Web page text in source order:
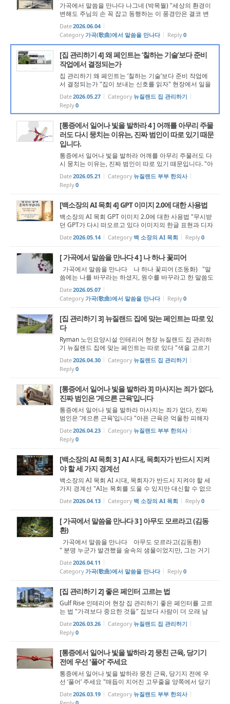
가곡에서 말씀을 만나다 나그네 (박목월) "세상의 환경이
변해도 주님의 손 꼭 잡고 동행하는 이 풍경만은 결코 변
하지 말아야하는 나그네 삶입니다." ‘나그네(박목월)’ 강
(江)나루 건너서 밀밭 길을 구름에 달 가듯이 가는 나그네
길은 외줄기 ...
Date2026.06.04
Category 가곡(歌曲)에서 말씀을 만나다 Reply0
[집 관리하기 4] 왜 페인트는 ‘칠하는 기술’보다 준비
작업에서 결정되는가
집 관리하기 왜 페인트는 ‘칠하는 기술’보다 준비 작업에
서 결정되는가 "집이 보내는 신호를 읽자" 현장에서 일을
하다 보면 집주인들에게 가장 많이 듣는 말 중 하나가 있
다. “생각보다 일이 오래 걸리네요.” 실제로 그렇다. 사람
들...
Date2026.05.27 Category 뉴질랜드 집 관리하기
Reply0
[통증에서 일어나 빛을 발하라 4 ] 어깨를 아무리 주물
러도 다시 뭉치는 이유는, 진짜 범인이 따로 있기 때문
입니다.
통증에서 일어나 빛을 발하라 어깨를 아무리 주물러도 다
시 뭉치는 이유는, 진짜 범인이 따로 있기 때문입니다. "아
픈 근육은 억울한 피해자일 뿐입니다. 숨어있는 범인을 찾
아 제 몫을 하게 만들어야 합니다." “일어나라 빛을 발하라
이는 네 빛이 이르...
Date2026.05.21 Category 뉴질랜드 부부 한의사
Reply0
[백소장의 AI 목회 4] GPT 이미지 2.0에 대한 사용법
백소장의 AI 목회 GPT 이미지 2.0에 대한 사용법 "무시받
던 GPT가 다시 떠오르고 있다 이미지의 한글 표현과 디자
인 영역의 확대 " 안녕하세요. 목회 AI 연구소의 백형진 소
장입니다. 최근 칼럼을 준비하면서 GPT의 변화에 대해 다
Date2026.05.14 Category 백 소장의 AI 목회 Reply0
[ 가곡에서 말씀을 만나다 4 ] 나 하나 꽃피어
가곡에서 말씀을 만나다 나 하나 꽃피어 (조동화) "말
씀에는 나를 바꾸라는 하셨지, 원수를 바꾸라고 한 말씀도
하시지 않았습니다." 나 하나 꽃피어 조동화 시인의 시
에 윤학준 작곡가가 선율을 붙인 '나 하나 꽃피어'는 오늘
날 한국 가곡과 합창...
Date2026.05.07
Category 가곡(歌曲)에서 말씀을 만나다 Reply0
[집 관리하기 3] 뉴질랜드 집에 맞는 페인트는 따로 있
다
Ryman 노인요양시설 인테리어 현장 뉴질랜드 집 관리하
기 뉴질랜드 집에 맞는 페인트는 따로 있다 "색을 고르기
전에 먼저 봐야 할 것들" 페인트는 색으로 시작되지 않는
다 집주인들과 상담을 하다 보면 대부분의 대화는 색 이야
기로 시작된다. “요즘 ...
Date2026.04.30 Category 뉴질랜드 집 관리하기
Reply0
[통증에서 일어나 빛을 발하라 3] 마사지는 죄가 없다,
진짜 범인은 ‘게으른 근육’입니다
통증에서 일어나 빛을 발하라 마사지는 죄가 없다, 진짜
범인은 ‘게으른 근육’입니다 "아픈 근육은 억울한 피해자
일 뿐입니다. 숨어있는 범인을 찾아 제 몫을 하게 만들어
야 합니다." “일어나라 빛을 발하라 이는 네 빛이 이르렀고
여호와의...
Date2026.04.23 Category 뉴질랜드 부부 한의사
Reply0
[백소장의 AI 목회 3 ] AI 시대, 목회자가 반드시 지켜
야 할 세 가지 경계선
백소장의 AI 목회 AI 시대, 목회자가 반드시 지켜야 할 세
가지 경계선 "AI는 목회를 도울 수 있지만 대신할 수 없으
며, 목회자는 끝까지 분별과 설교의 씨름과 책임의 자리를
지켜야 한다." 지난 칼럼들에서 우리는 목회자가 AI를 어
Date2026.04.13 Category 백 소장의 AI 목회 Reply0
[ 가곡에서 말씀을 만나다 3 ] 아무도 모르라고 (김동
환)
가곡에서 말씀을 만나다 아무도 모르라고(김동환)
" 분명 누군가 발견했을 숲속의 샘물이었지만, 그는 거기
에 발견자의 이름을 써 붙이거나 기득권을 주장하지 않고
원래의 모습을 지켜주었습니다." 시인 김동환님의 '아무
도 모르라고'라는 시는 작...
Date2026.04.11
Category 가곡(歌曲)에서 말씀을 만나다 Reply0
[집 관리하기 2] 좋은 페인터 고르는 법
Gulf Rise 인테리어 현장 집 관리하기 좋은 페인터를 고르
는 법 "가격보다 중요한 것들" 집보다 사람이 더 오래 남
는다 오랜 기간 동안 페인터로 일하면서 나는 집보다 사람
을 더 많이 기억하게 됐다. 공사가 끝난 뒤 고개를 끄덕이
며 만족해하던 사람들, 그...
Date2026.03.26 Category 뉴질랜드 집 관리하기
Reply0
[통증에서 일어나 빛을 발하라 2] 뭉친 근육, 당기기
전에 우선 '풀어’ 주세요
통증에서 일어나 빛을 발하라 뭉친 근육, 당기지 전에 우
선 ‘풀어’ 주세요 "매듭이 지어진 고무줄을 양쪽에서 당기
면, 매듭은 더 단단해질 뿐입니다." “일어나라 빛을 발하라
이는 네 빛이 이르렀고 여호와의 영광이 네 위에 임하였음
Date2026.03.19 Category 뉴질랜드 부부 한의사